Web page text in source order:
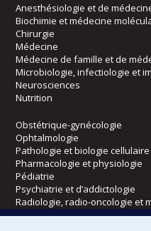
Anesthésiologie et de
Biochimie et médecine
Chirurgie
Médecine
Médecine de famille et de
Microbiologie, infectiologie et
Neurosciences
Nutrition
Obstétrique-gynécologie
Ophtalmologie
Pathologie et biologie cellulaire
Pharmacologie et physiologie
Pédiatrie
Psychiatrie et d’addictologie
Radiologie, radio-oncologie et